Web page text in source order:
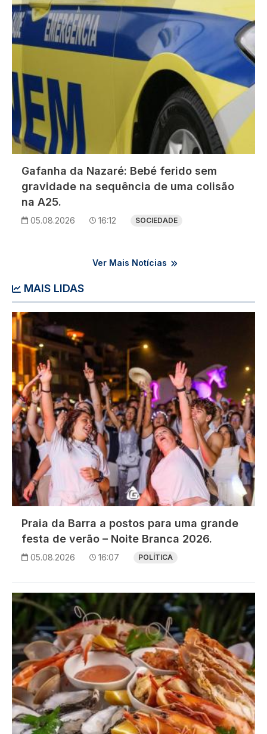
Gafanha da Nazaré: Bebé ferido sem
gravidade na sequência de uma colisão
na A25.
05.08.2026 16:12 SOCIEDADE
Ver Mais Notícias
MAIS LIDAS
Imagem
Praia da Barra a postos para uma grande
festa de verão – Noite Branca 2026.
05.08.2026 16:07 POLÍTICA
Imagem